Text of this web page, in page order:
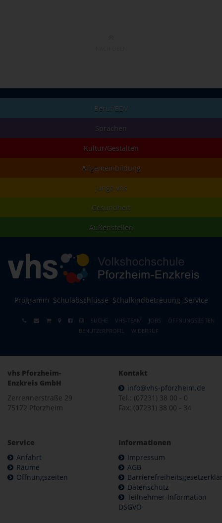
Beruf/EDV
Sprachen
Kultur/Gestalten
Allgemeinbildung
junge vhs
Gesundheit
Außenstellen
Programm Schulabschlüsse Schulkindbetreuung Service
SUCHE VHS-TEAM JOBS
ÖFFNUNGSZEITEN
BENUTZERPROFIL
WIDERRUF
vhs Pforzheim-
Enzkreis GmbH
Zerrennerstraße 29
75172 Pforzheim
Kontakt
info@vhs-pforzheim.de
Tel.: (07231) 38 00 - 0
Fax: (07231) 38 00 - 34
Service
Anfahrt
Räume
Öffnungszeiten
Informationen
Impressum
AGB
Datenschutz
Teilnehmer-Information
DSGVO